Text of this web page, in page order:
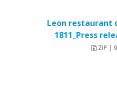
Leon restaurant
1811_Press
ZIP |